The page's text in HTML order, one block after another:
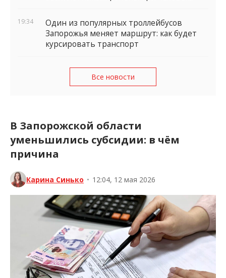
19:34
Один из популярных троллейбусов
Запорожья меняет маршрут: как будет
курсировать транспорт
Все новости
В Запорожской области
уменьшились субсидии: в чём
причина
Карина Синько • 12:04, 12 мая 2026